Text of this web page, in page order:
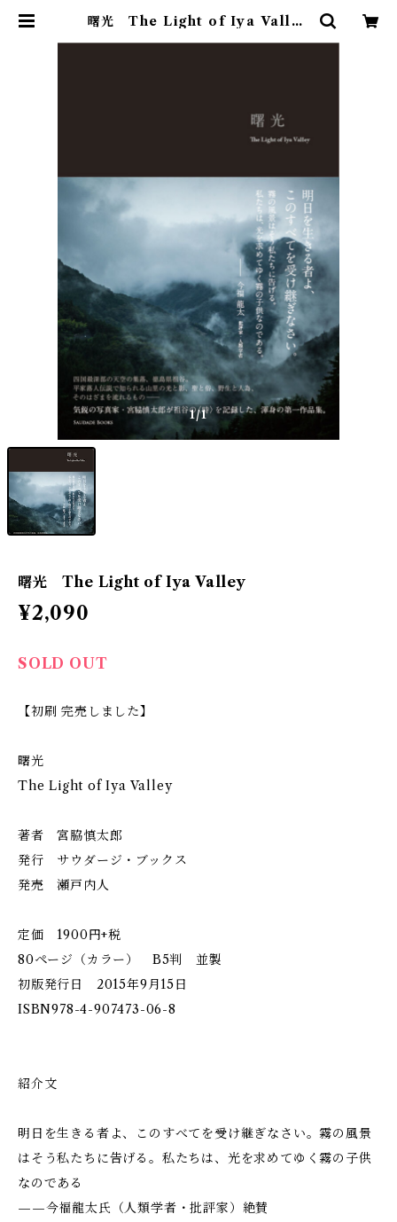
曙光 The Light of Iya Valley
1/1
曙光 The Light of Iya Valley
¥2,090
SOLD OUT
【初刷 完売しました】
曙光
The Light of Iya Valley
著者 宮脇慎太郎
発行 サウダージ・ブックス
発売 瀬戸内人
定価 1900円+税
80ページ（カラー） B5判 並製
初版発行日 2015年9月15日
ISBN978-4-907473-06-8
紹介文
明日を生きる者よ、このすべてを受け継ぎなさい。霧の風景
はそう私たちに告げる。私たちは、光を求めてゆく霧の子供
なのである
——今福龍太氏（人類学者・批評家）絶賛